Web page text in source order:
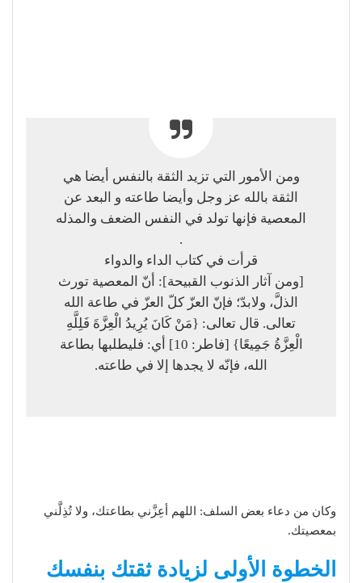
ومن الأمور التي تزيد الثقة بالنفس أيضا هي
الثقة بالله عز وجل وأيضا طاعته و البعد عن
المعصية فإنها تولد في النفس الضعف والمذله
.
قرأت في كتاب الداء والدواء
[ومن آثار الذنوب القبيحة]: أنّ المعصية تورث
الذلَّ، ولابدّ؛ فإنّ العزّ كلّ العزّ في طاعة الله
تعالى. قال تعالى: {مَنْ كَانَ يُرِيدُ الْعِزَّةَ فَلِلَّهِ
الْعِزَّةُ جَمِيعًا} [فاطر: 10] أي: فليطلبها بطاعة
الله، فإنّه لا يجدها إلا في طاعته.
وكان من دعاء بعض السلف: اللهم أعِزَّني بطاعتك، ولا تُذِلَّني
بمعصيتك.
الخطوة الأولى لزيادة ثقتك بنفسك